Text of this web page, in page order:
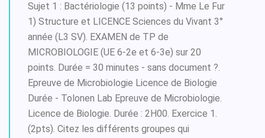
Sujet 1 : Bactériologie (13 points) - Mme Le Fur
1) Structure et LICENCE Sciences du Vivant 3°
année (L3 SV). EXAMEN de TP de
MICROBIOLOGIE (UE 6-2e et 6-3e) sur 20
points. Durée = 30 minutes - sans document ?.
Epreuve de Microbiologie Licence de Biologie
Durée - Tolonen Lab Epreuve de Microbiologie.
Licence de Biologie. Durée : 2H00. Exercice 1.
(2pts). Citez les différents groupes qui